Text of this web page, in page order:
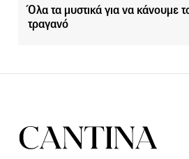
Όλα τα μυστικά για να κάνουμε
τραγανό